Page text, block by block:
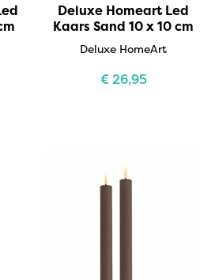
Deluxe Homeart Led
Kaars Sand 10 x 10 cm
Deluxe HomeArt
€26,95